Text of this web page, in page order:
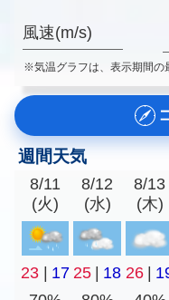
風速(m/s)
※気温グラフは、表示期間の
週間天気
8/11
(火)
8/12
(水)
8/13
(木)
23 17 25 18 26